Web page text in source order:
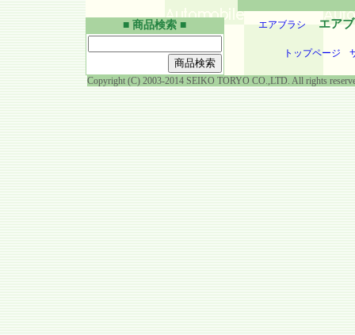
エアブラシ エア
トップページ
■ 商品検索 ■
Copyright (C) 2003-2014 SEIKO TORYO CO.,LTD. All rights